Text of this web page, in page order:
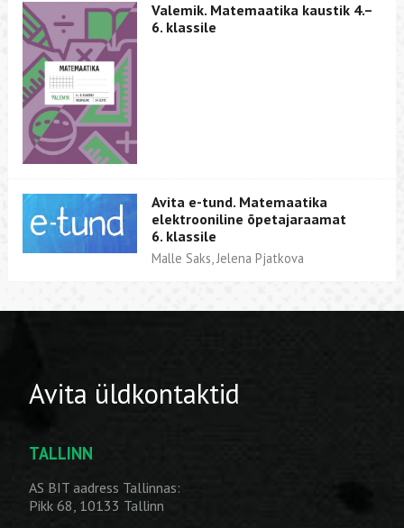
Valemik. Matemaatika kaustik 4.–
6. klassile
Avita e-tund. Matemaatika
elektrooniline õpetajaraamat
6. klassile
Malle Saks, Jelena Pjatkova
Avita üldkontaktid
TALLINN
AS BIT aadress Tallinnas:
Pikk 68, 10133 Tallinn